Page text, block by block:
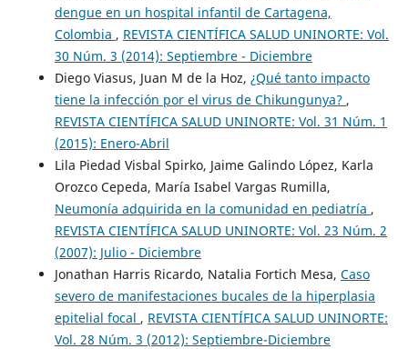
dengue en un hospital infantil de Cartagena,
Colombia , REVISTA CIENTÍFICA SALUD UNINORTE: Vol.
30 Núm. 3 (2014): Septiembre - Diciembre
Diego Viasus, Juan M de la Hoz, ¿Qué tanto impacto
tiene la infección por el virus de Chikungunya? ,
REVISTA CIENTÍFICA SALUD UNINORTE: Vol. 31 Núm. 1
(2015): Enero-Abril
Lila Piedad Visbal Spirko, Jaime Galindo López, Karla
Orozco Cepeda, María Isabel Vargas Rumilla,
Neumonía adquirida en la comunidad en pediatría ,
REVISTA CIENTÍFICA SALUD UNINORTE: Vol. 23 Núm. 2
(2007): Julio - Diciembre
Jonathan Harris Ricardo, Natalia Fortich Mesa, Caso
severo de manifestaciones bucales de la hiperplasia
epitelial focal , REVISTA CIENTÍFICA SALUD UNINORTE:
Vol. 28 Núm. 3 (2012): Septiembre-Diciembre